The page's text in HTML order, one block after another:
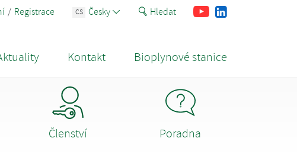
Registrace CS Česky Hledat FacebookYoutube
Kontakt Bioplynové stanice
Členství Poradna